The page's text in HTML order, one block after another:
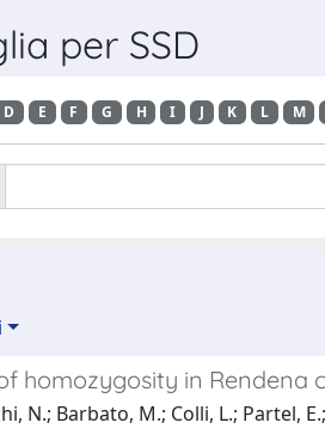
per SSD
D E F G H I J K L M
homozygosity in Rendena
N.; Barbato, M.; Colli, L.; Partel,